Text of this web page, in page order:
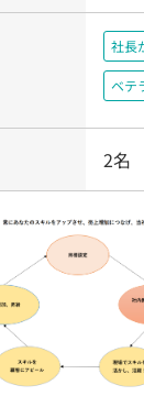
社長
ベテ
2名